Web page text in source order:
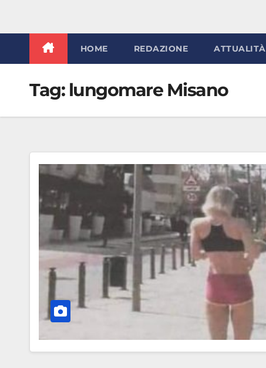
HOME REDAZIONE ATTUALITÀ
Tag: lungomare Misano